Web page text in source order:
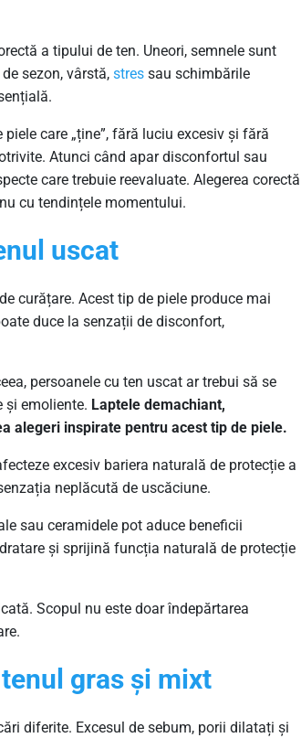
a tipului de ten. Uneori, semnele sunt
sezon, vârstă, stres sau schimbările
care „ține”, fără luciu excesiv și fără
Atunci când apar disconfortul sau
care trebuie reevaluate. Alegerea corectă
cu tendințele momentului.
uscat
curățare. Acest tip de piele produce mai
duce la senzații de disconfort,
persoanele cu ten uscat ar trebui să se
și emoliente. Laptele demachiant,
alegeri inspirate pentru acest tip de piele.
excesiv bariera naturală de protecție a
neplăcută de uscăciune.
sau ceramidele pot aduce beneficii
și sprijină funcția naturală de protecție
Scopul nu este doar îndepărtarea
gras și mixt
diferite. Excesul de sebum, porii dilatați și